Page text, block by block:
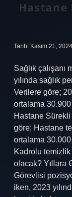
Hastane
Tarih: Kasım 21, 2024
Sağlık
yılında sağlık
Verilere göre;
ortalama 30.900
Hastane
göre; Hastane
ortalama 30.000
Kadrolu
olacak? Yıllara
Görevlisi
iken, 2023